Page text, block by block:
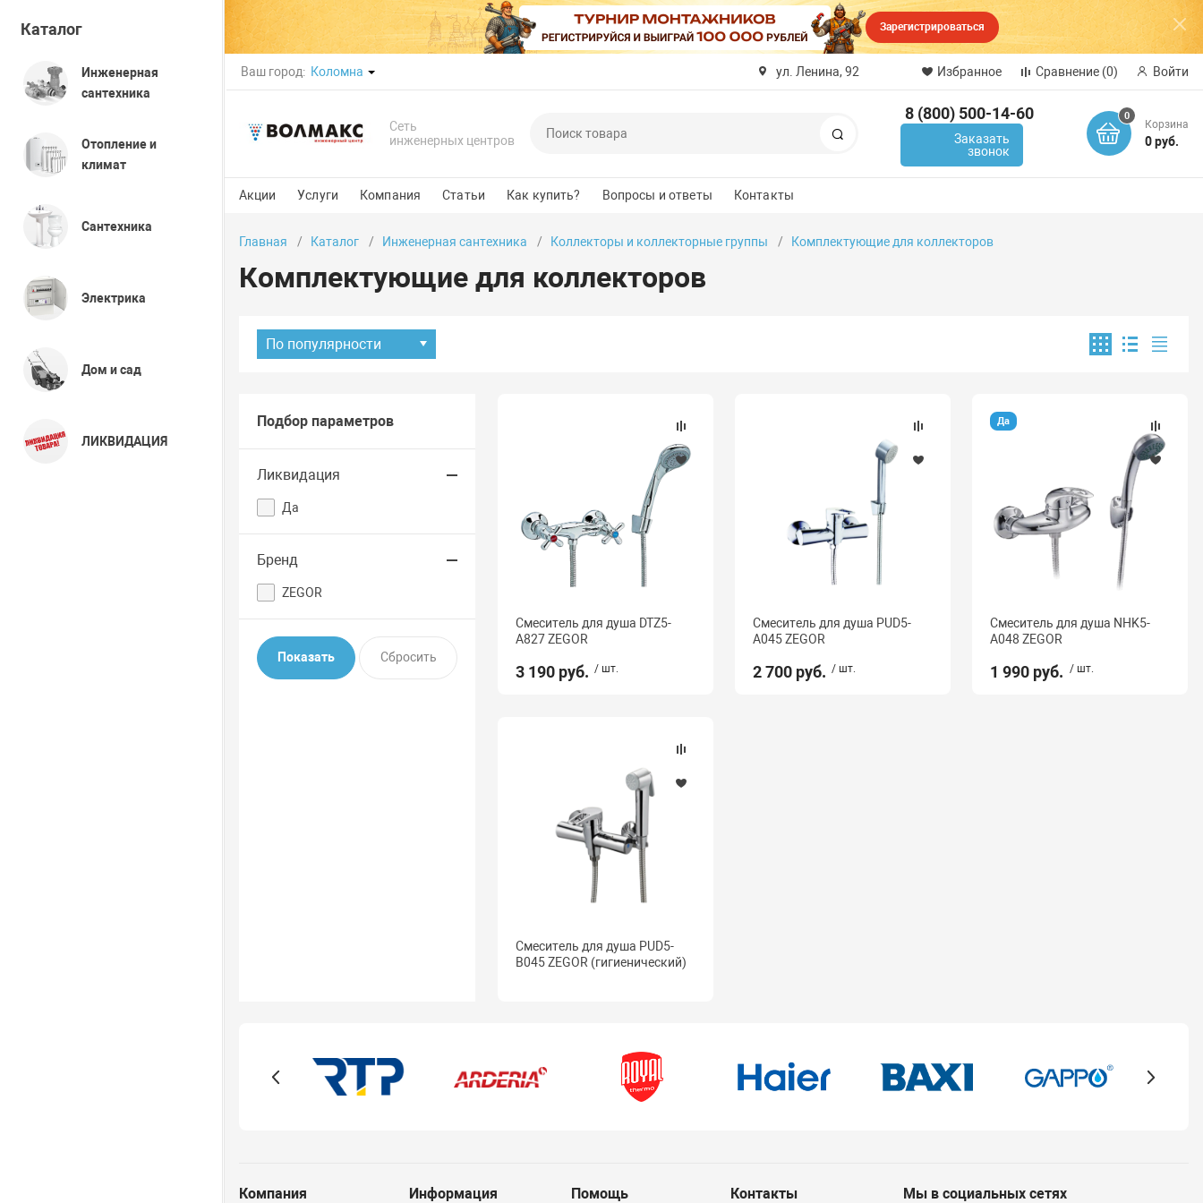
Зарегистрироваться
Ваш город: Коломна ул. Ленина, 92 Избранное Сравнение (0) Войти
Сеть
инженерных центров
8 (800) 500-14-60
Заказать
звонок
0
Корзина
0 руб.
Акции Услуги Компания Статьи Как купить? Вопросы и ответы Контакты
Каталог
Инженерная
сантехника
Отопление и
климат
Сантехника
Электрика
Дом и сад
ЛИКВИДАЦИЯ
Главная Каталог Инженерная сантехника Коллекторы и коллекторные группы Комплектующие для коллекторов
Комплектующие для коллекторов
По популярности
Подбор параметров
Ликвидация
Да
Бренд
ZEGOR
Смеситель для душа DTZ5-
A827 ZEGOR
3 190 руб. / шт.
Смеситель для душа PUD5-
A045 ZEGOR
2 700 руб. / шт.
Да
Смеситель для душа NHK5-
A048 ZEGOR
1 990 руб. / шт.
Смеситель для душа PUD5-
B045 ZEGOR (гигиенический)
Компания Информация Помощь Контакты Мы в социальных сетях